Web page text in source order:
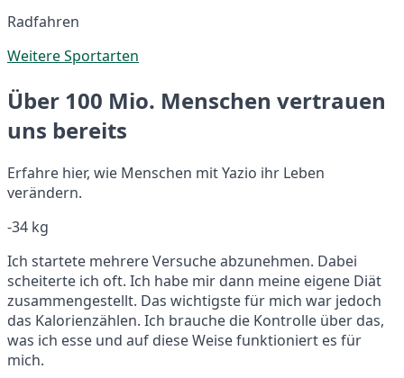
Radfahren
Weitere Sportarten
Über 100 Mio. Menschen vertrauen
uns bereits
Erfahre hier, wie Menschen mit Yazio ihr Leben
verändern.
-34 kg
Ich startete mehrere Versuche abzunehmen. Dabei
scheiterte ich oft. Ich habe mir dann meine eigene Diät
zusammengestellt. Das wichtigste für mich war jedoch
das Kalorienzählen. Ich brauche die Kontrolle über das,
was ich esse und auf diese Weise funktioniert es für
mich.